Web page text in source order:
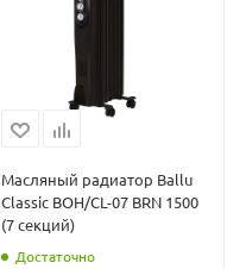
Масляный радиатор Ballu
Classic BOH/CL-07 BRN 1500
(7 секций)
Достаточно